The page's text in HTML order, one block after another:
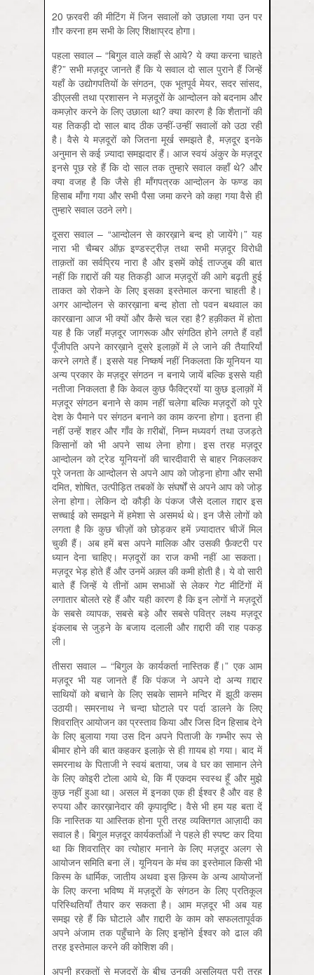
20 फ़रवरी की मीटिंग में जिन सवालों को उछाला गया उन पर
ग़ौर करना हम सभी के लिए शिक्षाप्रद होगा।
पहला सवाल – “बिगुल वाले कहाँ से आये? ये क्या करना चाहते
हैं?” सभी मज़दूर जानते हैं कि ये सवाल दो साल पुराने हैं जिन्हें
यहाँ के उद्योगपतियों के संगठन, एक भूतपूर्व मेयर, सदर सांसद,
डीएलसी तथा प्रशासन ने मज़दूरों के आन्दोलन को बदनाम और
कमज़ोर करने के लिए उछाला था? क्या कारण है कि शैतानों की
यह तिकड़ी दो साल बाद ठीक उन्हीं-उन्हीं सवालों को उठा रही
है। वैसे ये मज़दूरों को जितना मूर्ख समझते है, मज़दूर इनके
अनुमान से कई ज़्यादा समझदार हैं। आज स्वयं अंकुर के मज़दूर
इनसे पूछ रहे हैं कि दो साल तक तुम्हारे सवाल कहाँ थे? और
क्या वजह है कि जैसे ही माँगपत्रक आन्दोलन के फण्ड का
हिसाब माँगा गया और सभी पैसा जमा करने को कहा गया वैसे ही
तुम्हारे सवाल उठने लगे।
दूसरा सवाल – “आन्दोलन से कारख़ाने बन्द हो जायेंगे।” यह
नारा भी चैम्बर ऑफ़ इण्डस्ट्रीज़ तथा सभी मज़दूर विरोधी
ताक़तों का सर्वप्रिय नारा है और इसमें कोई ताज्जुब की बात
नहीं कि ग़द्दारों की यह तिकड़ी आज मज़दूरों की आगे बढ़ती हुई
ताकत को रोकने के लिए इसका इस्तेमाल करना चाहती है।
अगर आन्दोलन से कारख़ाना बन्द होता तो पवन बथवाल का
कारखाना आज भी क्यों और कैसे चल रहा है? हक़ीकत में होता
यह है कि जहाँ मज़दूर जागरूक और संगठित होने लगते हैं वहाँ
पूँजीपति अपने कारख़ाने दूसरे इलाक़ों में ले जाने की तैयारियाँ
करने लगते हैं। इससे यह निष्कर्ष नहीं निकलता कि यूनियन या
अन्य प्रकार के मज़दूर संगठन न बनाये जायें बल्कि इससे यही
नतीजा निकलता है कि केवल कुछ फैक्ट्रियों या कुछ इलाक़ों में
मज़दूर संगठन बनाने से काम नहीं चलेगा बल्कि मज़दूरों को पूरे
देश के पैमाने पर संगठन बनाने का काम करना होगा। इतना ही
नहीं उन्हें शहर और गाँव के ग़रीबों, निम्न मध्यवर्ग तथा उजड़ते
किसानों को भी अपने साथ लेना होगा। इस तरह मज़दूर
आन्दोलन को ट्रेड यूनियनों की चारदीवारी से बाहर निकलकर
पूरे जनता के आन्दोलन से अपने आप को जोड़ना होगा और सभी
दमित, शोषित, उत्पीड़ित तबकों के संघर्षों से अपने आप को जोड़
लेना होगा। लेकिन दो कौड़ी के पंकज जैसे दलाल ग़द्दार इस
सच्चाई को समझने में हमेशा से असमर्थ थे। इन जैसे लोगों को
लगता है कि कुछ चीज़ों को छोड़कर हमें ज़्यादातर चीजें मिल
चुकी हैं। अब हमें बस अपने मालिक और उसकी फ़ैक्टरी पर
ध्यान देना चाहिए। मज़दूरों का राज कभी नहीं आ सकता।
मज़दूर भेड़ होते हैं और उनमें अक़्ल की कमी होती है। ये वो सारी
बाते हैं जिन्हें ये तीनों आम सभाओं से लेकर गेट मीटिंगों में
लगातार बोलते रहे हैं और यही कारण है कि इन लोगों ने मज़दूरों
के सबसे व्यापक, सबसे बड़े और सबसे पवित्र लक्ष्य मज़दूर
इंकलाब से जुड़ने के बजाय दलाली और ग़द्दारी की राह पकड़
ली।
तीसरा सवाल – “बिगुल के कार्यकर्ता नास्तिक हैं।” एक आम
मज़दूर भी यह जानते हैं कि पंकज ने अपने दो अन्य ग़द्दार
साथियों को बचाने के लिए सबके सामने मन्दिर में झूठी कसम
उठायी। समरनाथ ने चन्दा घोटाले पर पर्दा डालने के लिए
शिवरात्रि आयोजन का प्रस्ताव किया और जिस दिन हिसाब देने
के लिए बुलाया गया उस दिन अपने पिताजी के गम्भीर रूप से
बीमार होने की बात कहकर इलाक़े से ही ग़ायब हो गया। बाद में
समरनाथ के पिताजी ने स्वयं बताया, जब वे घर का सामान लेने
के लिए कोइरी टोला आये थे, कि मैं एकदम स्वस्थ हूँ और मुझे
कुछ नहीं हुआ था। असल में इनका एक ही ईश्वर है और वह है
रुपया और कारख़ानेदार की कृपादृष्टि। वैसे भी हम यह बता दें
कि नास्तिक या आस्तिक होना पूरी तरह व्यक्तिगत आज़ादी का
सवाल है। बिगुल मज़दूर कार्यकर्ताओं ने पहले ही स्पष्ट कर दिया
था कि शिवरात्रि का त्योहार मनाने के लिए मज़दूर अलग से
आयोजन समिति बना लें। यूनियन के मंच का इस्तेमाल किसी भी
किस्म के धार्मिक, जातीय अथवा इस क़िस्म के अन्य आयोजनों
के लिए करना भविष्य में मज़दूरों के संगठन के लिए प्रतिकूल
परिस्थितियाँ तैयार कर सकता है। आम मज़दूर भी अब यह
समझ रहे हैं कि घोटाले और ग़द्दारी के काम को सफलतापूर्वक
अपने अंजाम तक पहुँचाने के लिए इन्होंने ईश्वर को ढाल की
तरह इस्तेमाल करने की कोशिश की।
अपनी हरकतों से मज़दूरों के बीच उनकी असलियत पूरी तरह